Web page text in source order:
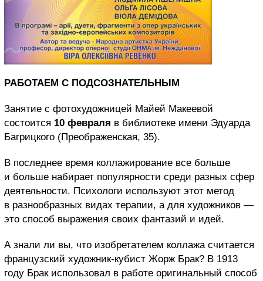
РАБОТАЕМ С ПОДСОЗНАТЕЛЬНЫМ
Занятие с фотохудожницей Майей Макеевой
состоится 10 февраля в библиотеке имени Эдуарда
Багрицкого (Преображенская, 35).
В последнее время коллажирование все больше
и больше набирает популярности среди разных сфер
деятельности. Психологи используют этот метод
в разнообразных видах терапии, а для художников —
это способ выражения своих фантазий и идей.
А знали ли вы, что изобретателем коллажа считается
французский художник-кубист Жорж Брак? В 1913
году Брак использовал в работе оригинальный способ